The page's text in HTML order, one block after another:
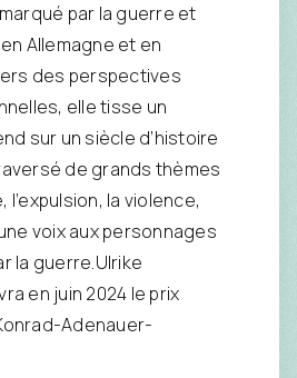
par la guerre et
Allemagne et en
des perspectives
elle tisse un
sur un siècle d’histoire
de grands thèmes
la violence,
voix aux personnages
la guerre.Ulrike
en juin 2024 le prix
Adenauer-